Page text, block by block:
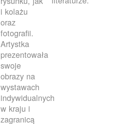
i kolażu
oraz
fotografii.
Artystka
prezentowała
swoje
obrazy na
wystawach
indywidualnych
w kraju i
zagranicą